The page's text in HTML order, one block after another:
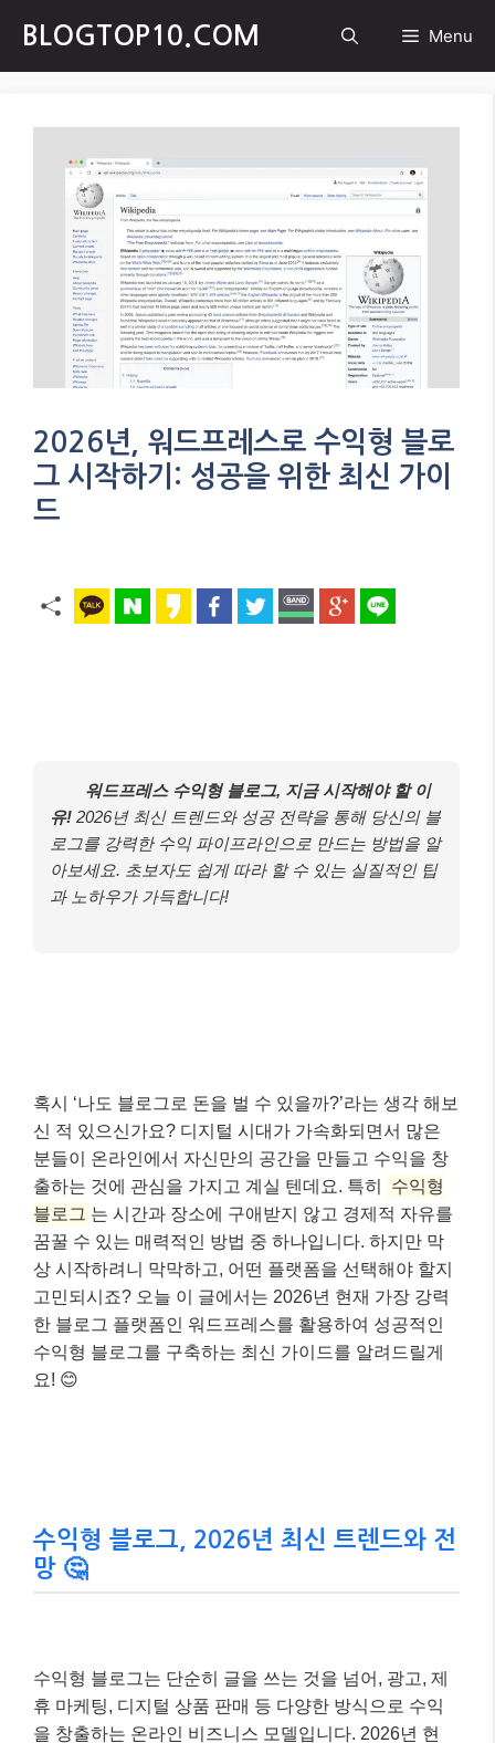
content
BLOGTOP10.COM Menu
2026년, 워드프레스로 수익형 블로
그 시작하기: 성공을 위한 최신 가이
드
워드프레스 수익형 블로그, 지금 시작해야 할 이
유! 2026년 최신 트렌드와 성공 전략을 통해 당신의 블
로그를 강력한 수익 파이프라인으로 만드는 방법을 알
아보세요. 초보자도 쉽게 따라 할 수 있는 실질적인 팁
과 노하우가 가득합니다!
혹시 ‘나도 블로그로 돈을 벌 수 있을까?’라는 생각 해보
신 적 있으신가요? 디지털 시대가 가속화되면서 많은
분들이 온라인에서 자신만의 공간을 만들고 수익을 창
출하는 것에 관심을 가지고 계실 텐데요. 특히
수익형
블로그 는 시간과 장소에 구애받지 않고 경제적 자유를
꿈꿀 수 있는 매력적인 방법 중 하나입니다. 하지만 막
상 시작하려니 막막하고, 어떤 플랫폼을 선택해야 할지
고민되시죠? 오늘 이 글에서는 2026년 현재 가장 강력
한 블로그 플랫폼인 워드프레스를 활용하여 성공적인
수익형 블로그를 구축하는 최신 가이드를 알려드릴게
요! 😊
수익형 블로그, 2026년 최신 트렌드와 전
망 🤔
수익형 블로그는 단순히 글을 쓰는 것을 넘어, 광고, 제
휴 마케팅, 디지털 상품 판매 등 다양한 방식으로 수익
을 창출하는 온라인 비즈니스 모델입니다. 2026년 현